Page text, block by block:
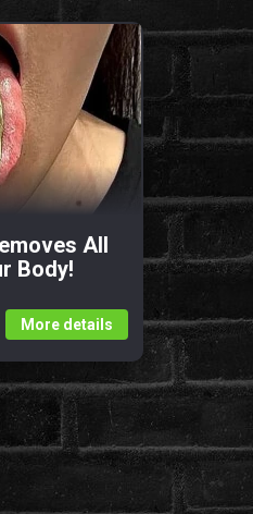
All
Body!
More details